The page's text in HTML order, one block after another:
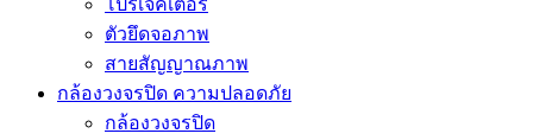
ตัวยึดจอภาพ
สายสัญญาณภาพ
กล้องวงจรปิด ความปลอดภัย
กล้องวงจรปิด